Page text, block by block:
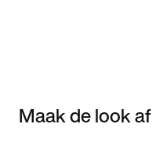
Maak de look af